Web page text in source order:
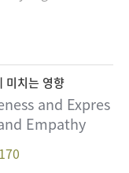
미치는 영향
and Expres
Empathy